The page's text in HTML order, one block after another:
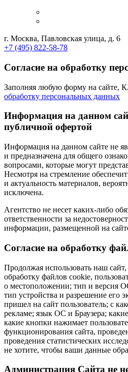
г. Москва, Павловская улица, д. 6
+7 (495) 822-58-78
Согласие на обработку
Заполняя любую форму на сайте,
обработку персональных данных
Информация на данном
публичной офертой
Информация на данном сайте не
и предназначена для общего
вопросами, которые могут
Несмотря на стремление
и актуальность материалов,
исключена.
Агентство не несет каких-либо
ответственности за
информации, размещенной на
Cогласие на обработку
Продолжая использовать наш сайт,
обработку файлов cookie,
о местоположении; тип и версия
тип устройства и разрешение его
пришел на сайт пользователь; с
рекламе; язык ОС и Браузера;
какие кнопки нажимает
функционирования сайта,
проведения статистических
не хотите, чтобы ваши данные
Администрация Сайта не